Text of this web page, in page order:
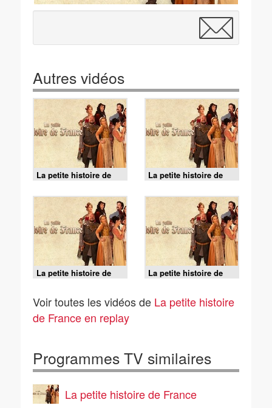
Autres vidéos
La petite histoire de
France - Je ne sais pas
où la mettre... / À la
nage / Auto-promo
La petite histoire de
France - Surprise
surprise / Main
mystère / La totale
La petite histoire de
France - Le bénédicité
bras / Sens de la vie
La petite histoire de
France - Chaud lapin /
mémoires d'un couple
Voir toutes les vidéos de La petite histoire
de France en replay
Programmes TV similaires
La petite histoire de France